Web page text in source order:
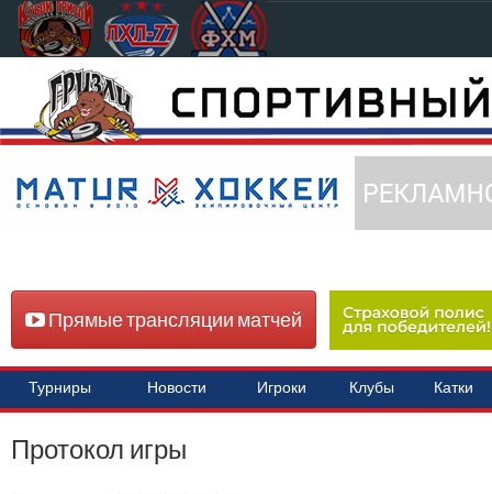
Прямые трансляции матчей
Турниры Новости Игроки Клубы Катки
Протокол игры